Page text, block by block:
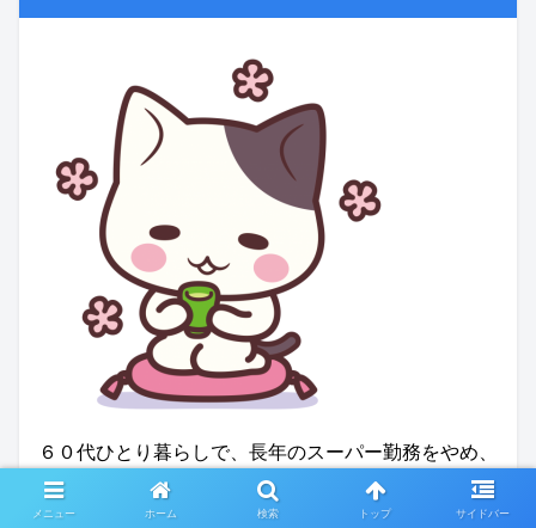
６０代ひとり暮らしで、長年のスーパー勤務をやめ、
今は清掃パートをしています。
メニュー ホーム 検索 トップ サイドバー